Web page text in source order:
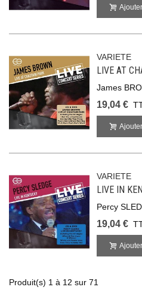
VARIETE
LIVE AT
James
19,04 €
VARIETE
LIVE IN
Percy
19,04 €
Produit(s) 1 à 12 sur 71